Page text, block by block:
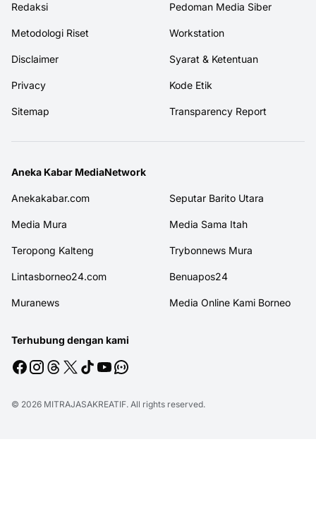
Redaksi Pedoman Media Siber
Metodologi Riset Workstation
Disclaimer Syarat & Ketentuan
Privacy Kode Etik
Sitemap Transparency Report
Aneka Kabar MediaNetwork
Anekakabar.com Seputar Barito Utara
Media Mura Media Sama Itah
Teropong Kalteng Trybonnews Mura
Lintasborneo24.com Benuapos24
Muranews Media Online Kami Borneo
Terhubung dengan kami
© 2026 MITRAJASAKREATIF. All rights reserved.